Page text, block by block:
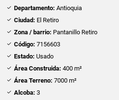
Departamento: Antioquia
Ciudad: El Retiro
Zona / barrio: Pantanillo Retiro
Código: 7156603
Estado: Usado
Área Construida: 400 m²
Área Terreno: 7000 m²
Alcoba: 3